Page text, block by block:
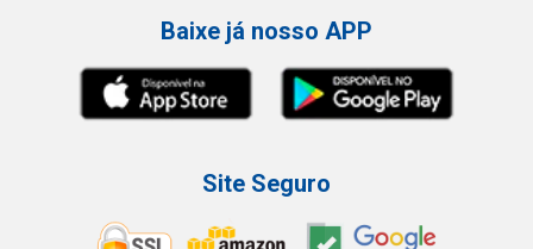
Baixe já nosso APP
Site Seguro